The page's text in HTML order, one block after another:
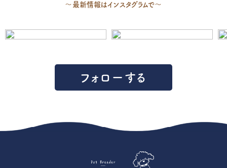
〜最新情報はインスタグラムで〜
フォローする